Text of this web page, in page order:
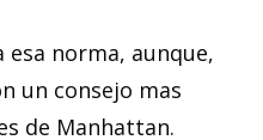
esa norma, aunque,
un consejo mas
de Manhattan.